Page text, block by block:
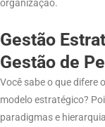
organização.
Gestão
Gestão de
Você sabe o que difere
modelo estratégico?
paradigmas e